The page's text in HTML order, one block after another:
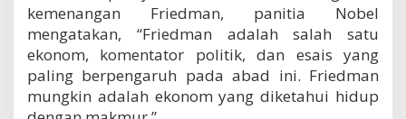
kemenangan Friedman, panitia Nobel
mengatakan, “Friedman adalah salah satu
ekonom, komentator politik, dan esais yang
paling berpengaruh pada abad ini. Friedman
mungkin adalah ekonom yang diketahui hidup